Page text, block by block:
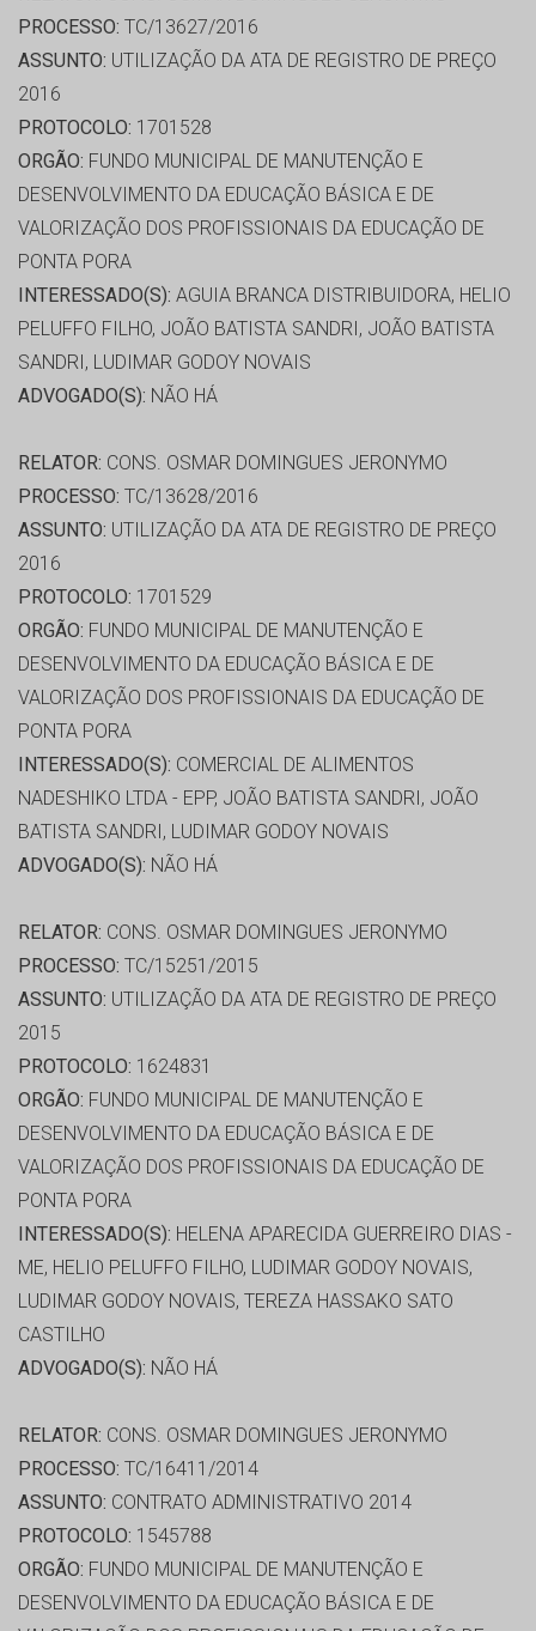
PROCESSO: TC/13627/2016
ASSUNTO: UTILIZAÇÃO DA ATA DE REGISTRO DE PREÇO
2016
PROTOCOLO: 1701528
ORGÃO: FUNDO MUNICIPAL DE MANUTENÇÃO E
DESENVOLVIMENTO DA EDUCAÇÃO BÁSICA E DE
VALORIZAÇÃO DOS PROFISSIONAIS DA EDUCAÇÃO DE
PONTA PORA
INTERESSADO(S): AGUIA BRANCA DISTRIBUIDORA, HELIO
PELUFFO FILHO, JOÃO BATISTA SANDRI, JOÃO BATISTA
SANDRI, LUDIMAR GODOY NOVAIS
ADVOGADO(S): NÃO HÁ
RELATOR: CONS. OSMAR DOMINGUES JERONYMO
PROCESSO: TC/13628/2016
ASSUNTO: UTILIZAÇÃO DA ATA DE REGISTRO DE PREÇO
2016
PROTOCOLO: 1701529
ORGÃO: FUNDO MUNICIPAL DE MANUTENÇÃO E
DESENVOLVIMENTO DA EDUCAÇÃO BÁSICA E DE
VALORIZAÇÃO DOS PROFISSIONAIS DA EDUCAÇÃO DE
PONTA PORA
INTERESSADO(S): COMERCIAL DE ALIMENTOS
NADESHIKO LTDA - EPP, JOÃO BATISTA SANDRI, JOÃO
BATISTA SANDRI, LUDIMAR GODOY NOVAIS
ADVOGADO(S): NÃO HÁ
RELATOR: CONS. OSMAR DOMINGUES JERONYMO
PROCESSO: TC/15251/2015
ASSUNTO: UTILIZAÇÃO DA ATA DE REGISTRO DE PREÇO
2015
PROTOCOLO: 1624831
ORGÃO: FUNDO MUNICIPAL DE MANUTENÇÃO E
DESENVOLVIMENTO DA EDUCAÇÃO BÁSICA E DE
VALORIZAÇÃO DOS PROFISSIONAIS DA EDUCAÇÃO DE
PONTA PORA
INTERESSADO(S): HELENA APARECIDA GUERREIRO DIAS -
ME, HELIO PELUFFO FILHO, LUDIMAR GODOY NOVAIS,
LUDIMAR GODOY NOVAIS, TEREZA HASSAKO SATO
CASTILHO
ADVOGADO(S): NÃO HÁ
RELATOR: CONS. OSMAR DOMINGUES JERONYMO
PROCESSO: TC/16411/2014
ASSUNTO: CONTRATO ADMINISTRATIVO 2014
PROTOCOLO: 1545788
ORGÃO: FUNDO MUNICIPAL DE MANUTENÇÃO E
DESENVOLVIMENTO DA EDUCAÇÃO BÁSICA E DE